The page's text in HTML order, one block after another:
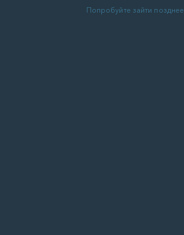
Попробуйте зайти позднее